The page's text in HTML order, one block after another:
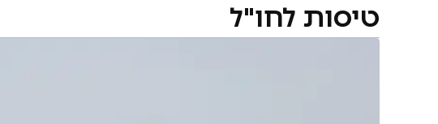
טיסות לחו"ל